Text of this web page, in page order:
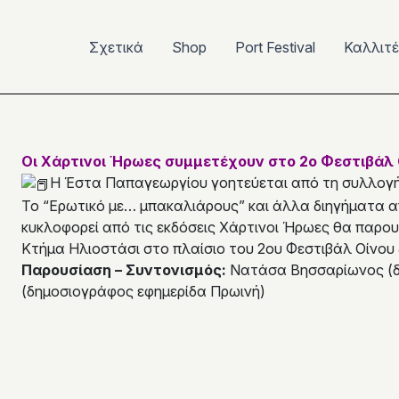
Σχετικά Shop Port Festival
Οι Χάρτινοι Ήρωες συμμετέχουν στο 2ο Φεστιβάλ
Η Έστα Παπαγεωργίου γοητεύεται από τη
Το “Ερωτικό με… μπακαλιάρους” και άλλα διηγήματα
κυκλοφορεί από τις εκδόσεις Χάρτινοι Ήρωες θα
Κτήμα Ηλιοστάσι στο πλαίσιο του 2ου Φεστιβάλ
Παρουσίαση – Συντονισμός: Νατάσα Βησσαρίωνος
(δημοσιογράφος εφημερίδα Πρωινή)